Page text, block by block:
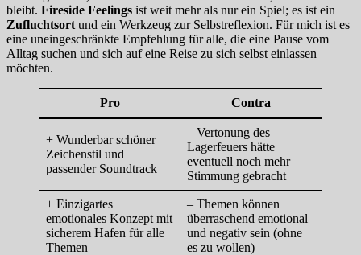
bleibt. Fireside Feelings ist weit mehr als nur ein Spiel; es ist ein
Zufluchtsort und ein Werkzeug zur Selbstreflexion. Für mich ist es
eine uneingeschränkte Empfehlung für alle, die eine Pause vom
Alltag suchen und sich auf eine Reise zu sich selbst einlassen
möchten.
Pro Contra
+ Wunderbar schöner
Zeichenstil und
passender Soundtrack
– Vertonung des
Lagerfeuers hätte
eventuell noch mehr
Stimmung gebracht
+ Einzigartes
emotionales Konzept mit
sicherem Hafen für alle
Themen
– Themen können
überraschend emotional
und negativ sein (ohne
es zu wollen)